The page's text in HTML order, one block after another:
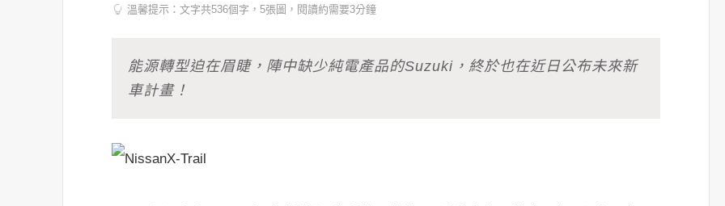
溫馨提示：文字共536個字，5張圖，閱讀約需要3分鐘
能源轉型迫在眉睫，陣中缺少純電產品的Suzuki，終於也在近日公布未來新
車計畫！